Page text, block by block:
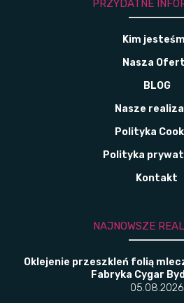
PRZYDATNE
Kim
Nasza
BLOG
Nasze
Polityka
Polityka
Kontakt
NAJNOWSZE
Oklejenie przeszkleń folią
Fabryka Cygar
05.08.2026